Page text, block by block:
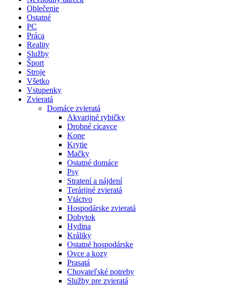
Oblečenie
Ostatné
PC
Práca
Reality
Služby
Šport
Stroje
Všetko
Vstupenky
Zvieratá
Domáce zvieratá
Akvarijné rybičky
Drobné cicavce
Kone
Krytie
Mačky
Ostatné domáce
Psy
Stratení a nájdení
Terárijné zvieratá
Vtáctvo
Hospodárske zvieratá
Dobytok
Hydina
Králiky
Ostatné hospodárske
Ovce a kozy
Prasatá
Chovateľské potreby
Služby pre zvieratá